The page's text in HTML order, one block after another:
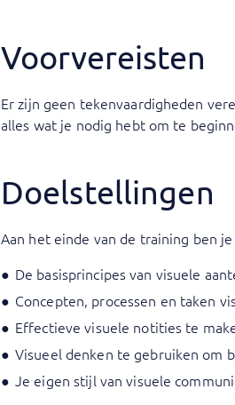
Voorvereisten
Er zijn geen tekenvaardigheden
alles wat je nodig hebt om te
Doelstellingen
Aan het einde van de training ben
De basisprincipes van visuele
Concepten, processen en taken
Effectieve visuele notities te
Visueel denken te gebruiken om
Je eigen stijl van visuele